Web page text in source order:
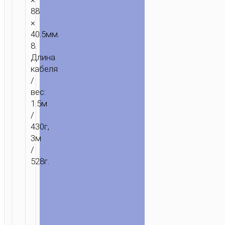
88
×
40.5мм.
8.
Длина
кабеля
/
вес:
1.5м
/
430г,
3м
/
528г.